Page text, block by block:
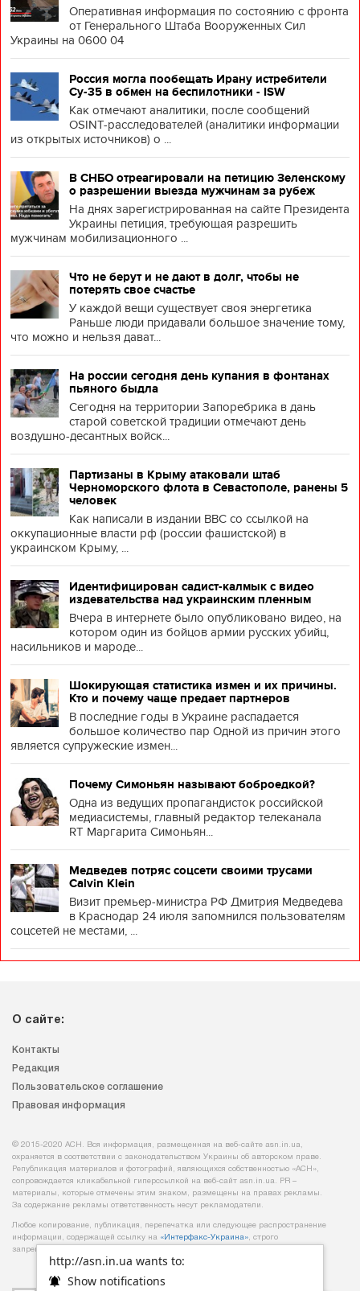
http://asn.in.ua wants to:
Show notifications
Оперативная информация по состоянию с фронта
от Генерального Штаба Вооруженных Сил
Украины на 0600 04
Россия могла пообещать Ирану истребители
Су-35 в обмен на беспилотники - ISW
Как отмечают аналитики, после сообщений
OSINT-расследователей (аналитики информации
из открытых источников) о ...
В СНБО отреагировали на петицию Зеленскому
о разрешении выезда мужчинам за рубеж
На днях зарегистрированная на сайте Президента
Украины петиция, требующая разрешить
мужчинам мобилизационного ...
Что не берут и не дают в долг, чтобы не
потерять свое счастье
У каждой вещи существует своя энергетика
Раньше люди придавали большое значение тому,
что можно и нельзя дават...
На россии сегодня день купания в фонтанах
пьяного быдла
Сегодня на территории Запоребрика в дань
старой советской традиции отмечают день
воздушно-десантных войск...
Партизаны в Крыму атаковали штаб
Черноморского флота в Севастополе, ранены 5
человек
Как написали в издании BBC со ссылкой на
оккупационные власти рф (россии фашистской) в
украинском Крыму, ...
Идентифицирован садист-калмык с видео
издевательства над украинским пленным
Вчера в интернете было опубликовано видео, на
котором один из бойцов армии русских убийц,
насильников и мароде...
Шокирующая статистика измен и их причины.
Кто и почему чаще предает партнеров
В последние годы в Украине распадается
большое количество пар Одной из причин этого
является супружеские измен...
Почему Симоньян называют боброедкой?
Одна из ведущих пропагандисток российской
медиасистемы, главный редактор телеканала
RT Маргарита Симоньян...
Медведев потряс соцсети своими трусами
Calvin Klein
Визит премьер-министра РФ Дмитрия Медведева
в Краснодар 24 июля запомнился пользователям
соцсетей не местами, ...
О сайте:
Контакты
Редакция
Пользовательское соглашение
Правовая информация
© 2015-2020 АСН. Вся информация, размещенная на веб-сайте asn.in.ua,
охраняется в соответствии с законодательством Украины об авторском праве.
Републикация материалов и фотографий, являющихся собственностью «АСН»,
сопровождается кликабельной гиперссылкой на веб-сайт asn.іn.ua. PR –
материалы, которые отмечены этим знаком, размещены на правах рекламы.
За содержание рекламы ответственность несут рекламодатели.
Любое копирование, публикация, перепечатка или следующее распространение
информации, содержащей ссылку на «Интерфакс-Украина», строго
запрещается.